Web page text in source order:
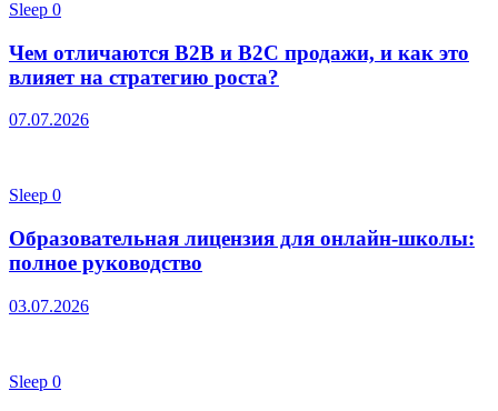
Sleep 0
Чем отличаются B2B и B2C продажи, и как это
влияет на стратегию роста?
07.07.2026
Sleep 0
Образовательная лицензия для онлайн-школы:
полное руководство
03.07.2026
Sleep 0